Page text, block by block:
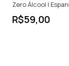
Zero Álcool |
R$59,00